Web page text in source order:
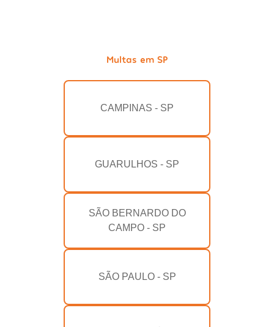
Multas em SP
CAMPINAS - SP
GUARULHOS - SP
SÃO BERNARDO DO
CAMPO - SP
SÃO PAULO - SP